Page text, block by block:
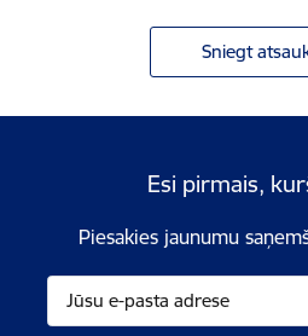
Sniegt
Esi pirmais,
Piesakies jaunumu